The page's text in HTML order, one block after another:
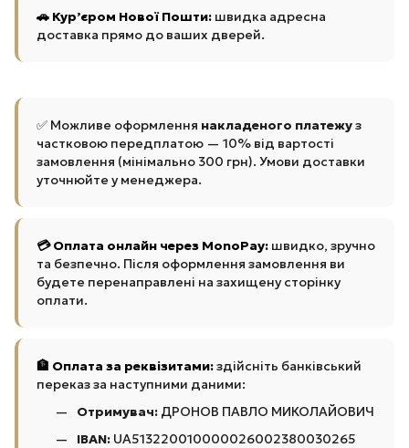
🚗 Кур’єром Нової Пошти: швидка адресна
доставка прямо до ваших дверей.
✅ Можливе оформлення накладеного платежуз
частковою передплатою — 10% від вартості
замовлення (мінімально 300 грн). Умови доставки
уточнюйте у менеджера.
💳 Оплата онлайн через MonoPay: швидко, зручно
та безпечно. Після оформлення замовлення ви
будете перенаправлені на захищену сторінку
оплати.
🏦 Оплата за реквізитами:здійсніть банківський
переказ за наступними даними:
Отримувач: ДРОНОВ ПАВЛО МИКОЛАЙОВИЧ
IBAN: UA513220010000026002380030265